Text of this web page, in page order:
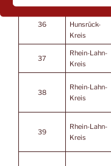
36
Hunsrück-
Kreis
37
Rhein-Lahn-
Kreis
38
Rhein-Lahn-
Kreis
39
Rhein-Lahn-
Kreis